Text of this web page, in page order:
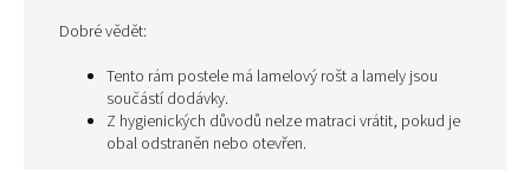
Dobré vědět:
Tento rám postele má lamelový rošt a lamely jsou
součástí dodávky.
Z hygienických důvodů nelze matraci vrátit, pokud je
obal odstraněn nebo otevřen.